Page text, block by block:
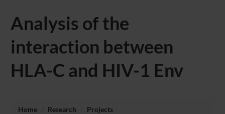
Analysis of the
interaction between
HLA-C and HIV-1 Env
Home Research
Projects